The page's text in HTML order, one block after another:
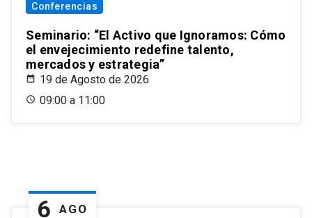
Conferencias
Seminario: “El Activo que Ignoramos: Cómo
el envejecimiento redefine talento,
mercados y estrategia”
19 de Agosto de 2026
09:00 a 11:00
6 AGO